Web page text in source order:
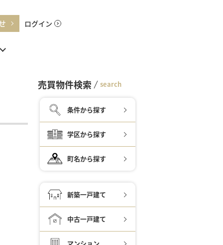
ログイン
売買物件検索 search
条件から探す
学区から探す
町名から探す
新築一戸建て
中古一戸建て